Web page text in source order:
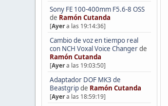
Sony FE 100-400mm F5.6-8 OSS
de Ramón Cutanda
[Ayera las 19:14:36]
Cambio de voz en tiempo real
con NCH Voxal Voice Changerde
Ramón Cutanda
[Ayera las 19:03:50]
Adaptador DOF MK3 de
Beastgripde Ramón Cutanda
[Ayera las 18:59:19]